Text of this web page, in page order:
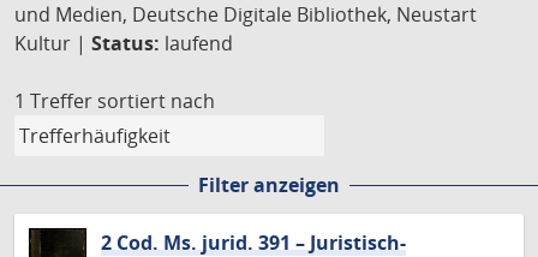
und Medien, Deutsche Digitale Bibliothek, Neustart
Kultur | Status: laufend
1 Treffer sortiert nach
Filter anzeigen
2 Cod. Ms. jurid. 391 – Juristisch-